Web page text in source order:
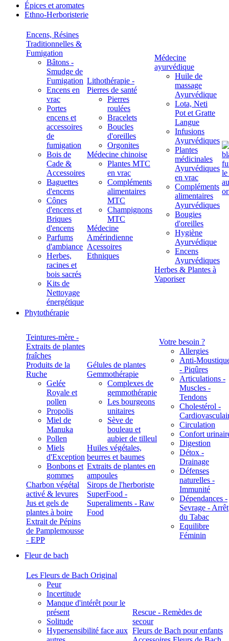
Épices et aromates
Ethno-Herboristerie
Encens, Résines
Traditionnelles &
Fumigation
Bâtons -
Smudge de
Fumigation
Encens en
vrac
Portes
encens et
accessoires
de
fumigation
Bois de
Cade &
Accessoires
Baguettes
d'encens
Cônes
d'encens et
Briques
d'encens
Parfums
d'ambiance
Herbes,
racines et
bois sacrés
Kits de
Nettoyage
énergétique
Lithothérapie -
Pierres de santé
Pierres
roulées
Bracelets
Boucles
d'oreilles
Orgonites
Médecine chinoise
Plantes MTC
en vrac
Compléments
alimentaires
MTC
Champignons
MTC
Médecine
Amérindienne
Acessoires
Ethniques
Médecine
ayurvédique
Huile de
massage
Ayurvédique
Lota, Neti
Pot et Gratte
Langue
Infusions
Ayurvédiques
Plantes
médicinales
Ayurvédiques
en vrac
Compléments
alimentaires
Ayurvédiques
Bougies
d'oreilles
Hygiène
Ayurvédique
Encens
Ayurvédiques
Herbes & Plantes à
Vaporiser
Phytothérapie
Teintures-mère -
Extraits de plantes
fraîches
Produits de la
Ruche
Gelée
Royale et
pollen
Propolis
Miel de
Manuka
Pollen
Miels
d'Exception
Bonbons et
gommes
Charbon végétal
activé & levures
Jus et gels de
plantes à boire
Extrait de Pépins
de Pamplemousse
- EPP
Gélules de plantes
Gemmothérapie
Complexes de
gemmothérapie
Les bourgeons
unitaires
Sève de
bouleau et
aubier de tilleul
Huiles végétales,
beurres et baumes
Extraits de plantes en
ampoules
Sirops de l'herboriste
SuperFood -
Superaliments - Raw
Food
Votre besoin ?
Allergies
Anti-
- Piqûres
Articulations -
Muscles -
Tendons
Cholestérol -
Circulation
Confort
Digestion
Détox -
Drainage
Défenses
naturelles -
Immunité
Dépendances -
Sevrage - Arrêt
du Tabac
Equilibre
Féminin
Fleur de bach
Les Fleurs de Bach Original
Peur
Incertitude
Manque d'intérêt pour le
présent
Solitude
Hypersensibilité face aux
Rescue - Remèdes de
secour
Fleurs de Bach pour enfants